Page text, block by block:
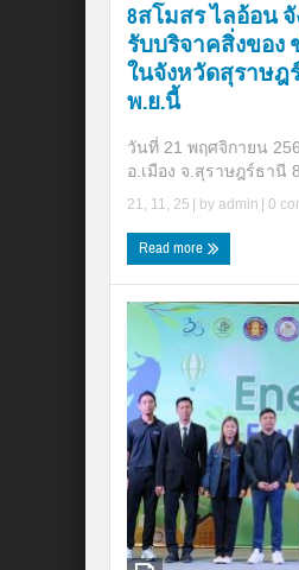
8สโมสร ไลอ้อน
รับบริจาคสิ่งของ
ในจังหวัดสุราษฎ
พ.ย.นี้
วันที่ 21 พฤศจิกายน
อ.เมือง จ.สุราษฎร์ธานี
21, 11, 25 | by admin | 0
Read more